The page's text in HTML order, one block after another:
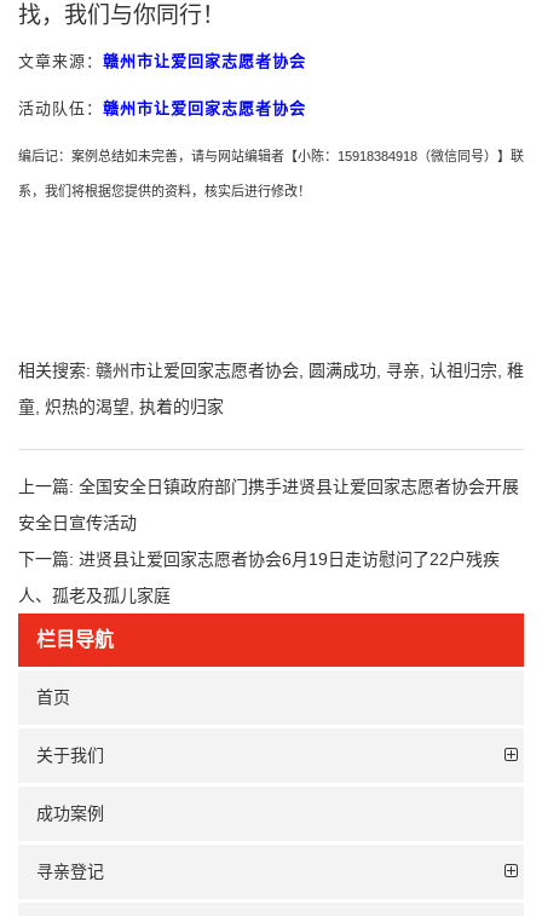
找，我们与你同行！
文章来源 ： 赣州市让爱回家志愿者协会
活动队伍： 赣州市让爱回家志愿者协会
编后记：案例总结如未完善，请与网站编辑者【小陈： 15918384918 （微信同号）】联
系，我们将根据您提供的资料，核实后进行修改！
相关搜索: 赣州市让爱回家志愿者协会 圆满成功‌ 寻亲 认祖归宗 稚
童 炽热的渴望 执着的归家
上一篇: 全国安全日镇政府部门携手进贤县让爱回家志愿者协会开展
安全日宣传活动
下一篇: 进贤县让爱回家志愿者协会6月19日走访慰问了22户残疾
人、孤老及孤儿家庭
栏目导航
首页
关于我们
成功案例
寻亲登记